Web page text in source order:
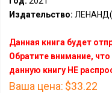
Издательство:
Данная книга будет
Обратите внимание,
данную книгу НЕ
Ваша цена: $33.22